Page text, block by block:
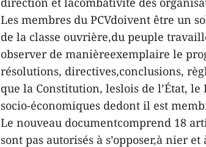
Les membres du PCVdoivent être un
de la classe ouvrière,du peuple
observer de manièreexemplaire le
résolutions, directives,conclusions,
que la Constitution, leslois de l’État,
socio-économiques dedont il est
Le nouveau documentcomprend 18
sont pas autorisés à s’opposer,à nier